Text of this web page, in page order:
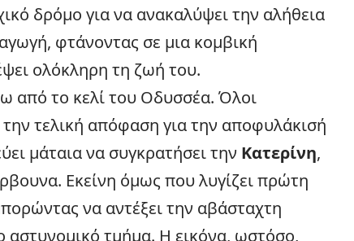
δρόμο για να ανακαλύψει την αλήθεια
φτάνοντας σε μια κομβική
ολόκληρη τη ζωή του.
από το κελί του Οδυσσέα. Όλοι
τελική απόφαση για την αποφυλάκισή
μάταια να συγκρατήσει την Κατερίνη,
Εκείνη όμως που λυγίζει πρώτη
να αντέξει την αβάσταχτη
αστυνομικό τμήμα. Η εικόνα, ωστόσο,